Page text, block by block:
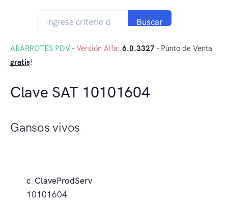
Buscar
ABARROTES PDV -Versión Alfa: 6.0.3327 - Punto de Venta
gratis!
Clave SAT 10101604
Gansos vivos
c_ClaveProdServ
10101604